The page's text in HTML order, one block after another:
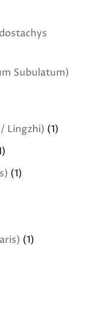
Subulatum)
Lingzhi) (1)
(1)
(1)